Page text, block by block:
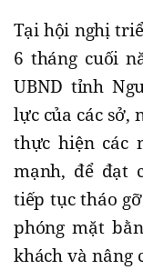
Tại hội nghị
6 tháng cuối
UBND tỉnh
lực của các sở,
thực hiện các
mạnh, để đạt
tiếp tục tháo
phóng mặt
khách và nâng